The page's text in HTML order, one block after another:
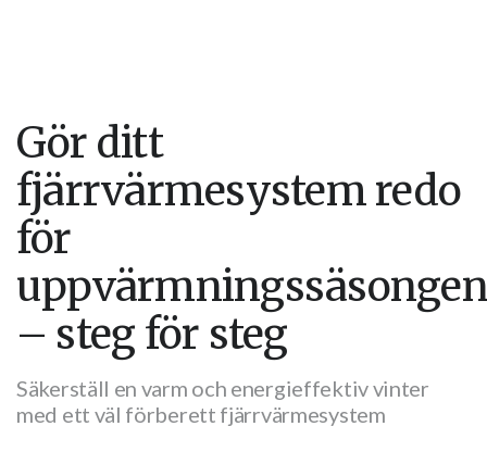
Gör ditt
fjärrvärmesystem redo
för
uppvärmningssäsongen
– steg för steg
Säkerställ en varm och energieffektiv vinter
med ett väl förberett fjärrvärmesystem